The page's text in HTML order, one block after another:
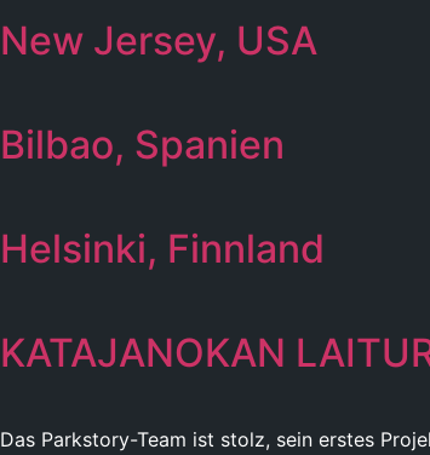
New Jersey, USA
Bilbao, Spanien
Helsinki, Finnland
KATAJANOKAN
Das Parkstory-Team ist stolz, sein erstes